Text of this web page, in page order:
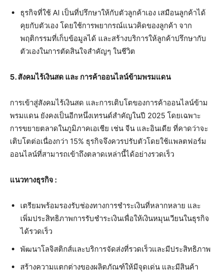
ธุรกิจที่ใช้ AI เป็นที่ปรึกษาให้กับตัวลูกค้าเอง เสมือนลูกค้าได้
คุยกับตัวเอง โดยใช้การพยากรณ์แนวคิดของลูกค้า จาก
พฤติกรรมที่เก็บข้อมูลได้ และสร้างบริการให้ลูกค้าปรึกษากับ
ตัวเองในการตัดสินใจสำคัญๆ ในชีวิต
5. สังคมไร้เงินสด และ การค้าออนไลน์ข้ามพรมแดน
การเข้าสู่สังคมไร้เงินสด และการเติบโตของการค้าออนไลน์ข้าม
พรมแดน ยังคงเป็นอีกหนึ่งเทรนด์สำคัญในปี 2025 โดยเฉพาะ
การขยายตลาดในภูมิภาคเอเชีย เช่น จีน และอินเดีย ที่คาดว่าจะ
เติบโตต่อเนื่องกว่า 15% ธุรกิจจึงควรปรับตัวโดยใช้แพลตฟอร์ม
ออนไลน์ที่สามารถเข้าถึงตลาดเหล่านี้ได้อย่างรวดเร็ว
แนวทางธุรกิจ :
เตรียมพร้อมรองรับช่องทางการชำระเงินที่หลากหลาย และ
เพิ่มประสิทธิภาพการรับชำระเงินเพื่อให้เงินหมุนเวียนในธุรกิจ
ได้รวดเร็ว
พัฒนาโลจิสติกส์และบริการจัดส่งที่รวดเร็วและมีประสิทธิภาพ
สร้างความแตกต่างของผลิตภัณฑ์ให้มีจุดเด่น และมีสินค้า